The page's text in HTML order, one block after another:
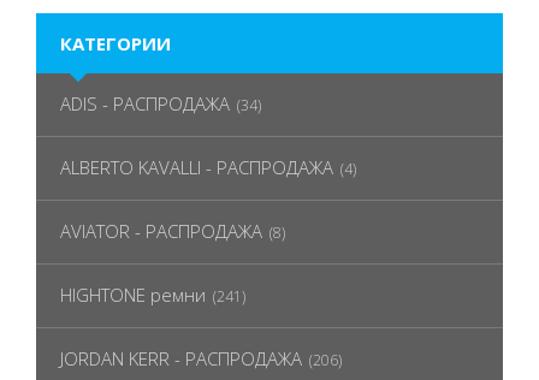
КАТЕГОРИИ
ADIS - РАСПРОДАЖА (34)
ALBERTO KAVALLI - РАСПРОДАЖА (4)
AVIATOR - РАСПРОДАЖА (8)
HIGHTONE ремни (241)
JORDAN KERR - РАСПРОДАЖА (206)